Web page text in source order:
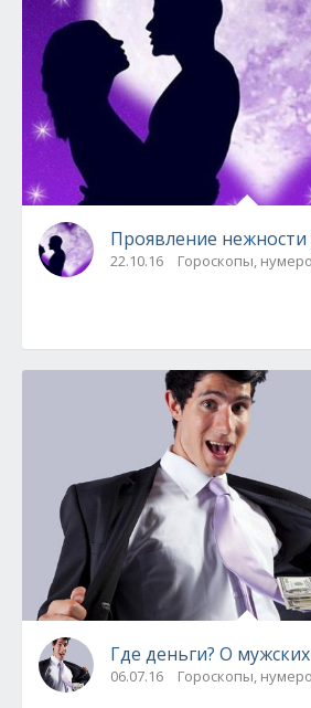
Проявление нежности
22.10.16 Гороскопы,
Где деньги? О
06.07.16 Гороскопы,